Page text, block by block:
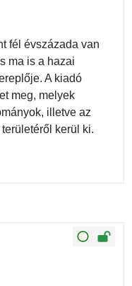
fél évszázada van
ma is a hazai
A kiadó
meg, melyek
illetve az
kerül ki.